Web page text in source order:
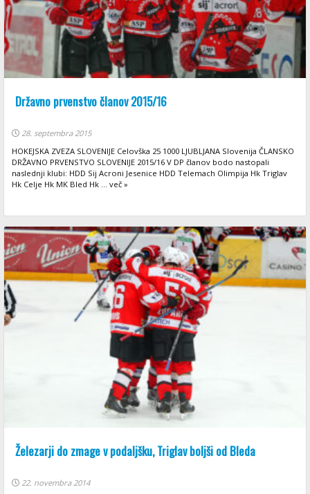
Državno prvenstvo članov 2015/16
28. septembra 2015
HOKEJSKA ZVEZA SLOVENIJE Celovška 25 1000 LJUBLJANA Slovenija ČLANSKO
DRŽAVNO PRVENSTVO SLOVENIJE 2015/16 V DP članov bodo nastopali
naslednji klubi: HDD Sij Acroni Jesenice HDD Telemach Olimpija Hk Triglav
Hk Celje Hk MK Bled Hk ... več »
Železarji do zmage v podaljšku, Triglav boljši od Bleda
22. novembra 2014